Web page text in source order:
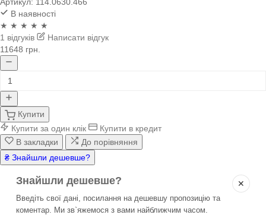
Артикул: 114.0630.466
В наявності
★ ★ ★ ★ ★
1 відгуків
Написати відгук
11648 грн.
Купити
Купити за один клік
Купити в кредит
В закладки
До порівняння
₴ Знайшли дешевше?
✕
Знайшли дешевше?
Введіть свої дані, посилання на дешевшу пропозицію та
коментар. Ми зв`яжемося з вами найближчим часом.